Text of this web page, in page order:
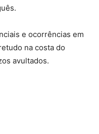
e ocorrências em
na costa do
avultados.